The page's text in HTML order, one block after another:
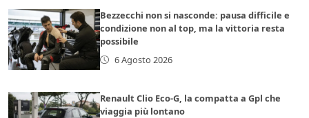
Bezzecchi non si nasconde: pausa difficile e
condizione non al top, ma la vittoria resta
possibile
6 Agosto 2026
Renault Clio Eco-G, la compatta a Gpl che
viaggia più lontano